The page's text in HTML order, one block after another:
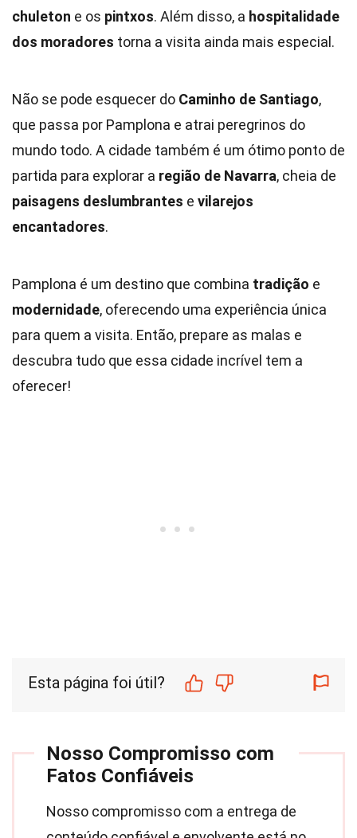
chuleton e os pintxos. Além disso, a hospitalidade
dos moradores torna a visita ainda mais especial.
Não se pode esquecer do Caminho de Santiago,
que passa por Pamplona e atrai peregrinos do
mundo todo. A cidade também é um ótimo ponto de
partida para explorar a região de Navarra, cheia de
paisagens deslumbrantes e vilarejos
encantadores.
Pamplona é um destino que combina tradição e
modernidade, oferecendo uma experiência única
para quem a visita. Então, prepare as malas e
descubra tudo que essa cidade incrível tem a
oferecer!
Esta página foi útil?
Nosso Compromisso com
Fatos Confiáveis
Nosso compromisso com a entrega de